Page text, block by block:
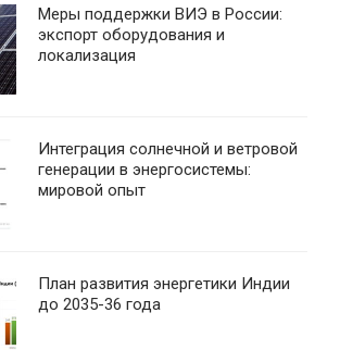
Меры поддержки ВИЭ в России:
экспорт оборудования и
локализация
Интеграция солнечной и ветровой
генерации в энергосистемы:
мировой опыт
План развития энергетики Индии
до 2035-36 года